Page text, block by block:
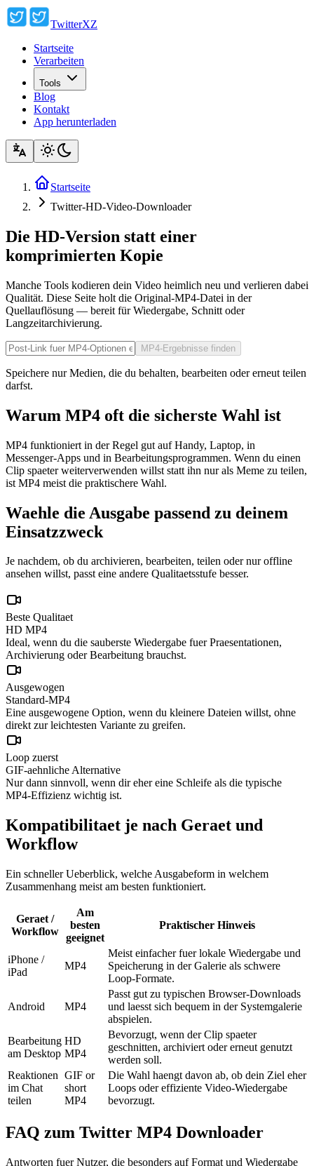
TwitterXZ
Startseite
Verarbeiten
Tools
Blog
Kontakt
App herunterladen
Startseite
Twitter-HD-Video-Downloader
Die HD-Version statt einer
komprimierten Kopie
Manche Tools kodieren dein Video heimlich neu und verlieren dabei
Qualität. Diese Seite holt die Original-MP4-Datei in der
Quellauflösung — bereit für Wiedergabe, Schnitt oder
Langzeitarchivierung.
MP4-Ergebnisse finden
Speichere nur Medien, die du behalten, bearbeiten oder erneut teilen
darfst.
Warum MP4 oft die sicherste Wahl ist
MP4 funktioniert in der Regel gut auf Handy, Laptop, in
Messenger-Apps und in Bearbeitungsprogrammen. Wenn du einen
Clip spaeter weiterverwenden willst statt ihn nur als Meme zu teilen,
ist MP4 meist die praktischere Wahl.
Waehle die Ausgabe passend zu deinem
Einsatzzweck
Je nachdem, ob du archivieren, bearbeiten, teilen oder nur offline
ansehen willst, passt eine andere Qualitaetsstufe besser.
Beste Qualitaet
HD MP4
Ideal, wenn du die sauberste Wiedergabe fuer Praesentationen,
Archivierung oder Bearbeitung brauchst.
Ausgewogen
Standard-MP4
Eine ausgewogene Option, wenn du kleinere Dateien willst, ohne
direkt zur leichtesten Variante zu greifen.
Loop zuerst
GIF-aehnliche Alternative
Nur dann sinnvoll, wenn dir eher eine Schleife als die typische
MP4-Effizienz wichtig ist.
Kompatibilitaet je nach Geraet und
Workflow
Ein schneller Ueberblick, welche Ausgabeform in welchem
Zusammenhang meist am besten funktioniert.
Geraet /
Workflow
Am
besten
geeignet
Praktischer Hinweis
iPhone /
iPad
MP4
Meist einfacher fuer lokale Wiedergabe und
Speicherung in der Galerie als schwere
Loop-Formate.
Android MP4
Passt gut zu typischen Browser-Downloads
und laesst sich bequem in der Systemgalerie
abspielen.
Bearbeitung
am Desktop
HD
MP4
Bevorzugt, wenn der Clip spaeter
geschnitten, archiviert oder erneut genutzt
werden soll.
Reaktionen
im Chat
teilen
GIF or
short
MP4
Die Wahl haengt davon ab, ob dein Ziel eher
Loops oder effiziente Video-Wiedergabe
bevorzugt.
FAQ zum Twitter MP4 Downloader
Antworten fuer Nutzer, die besonders auf Format und Wiedergabe